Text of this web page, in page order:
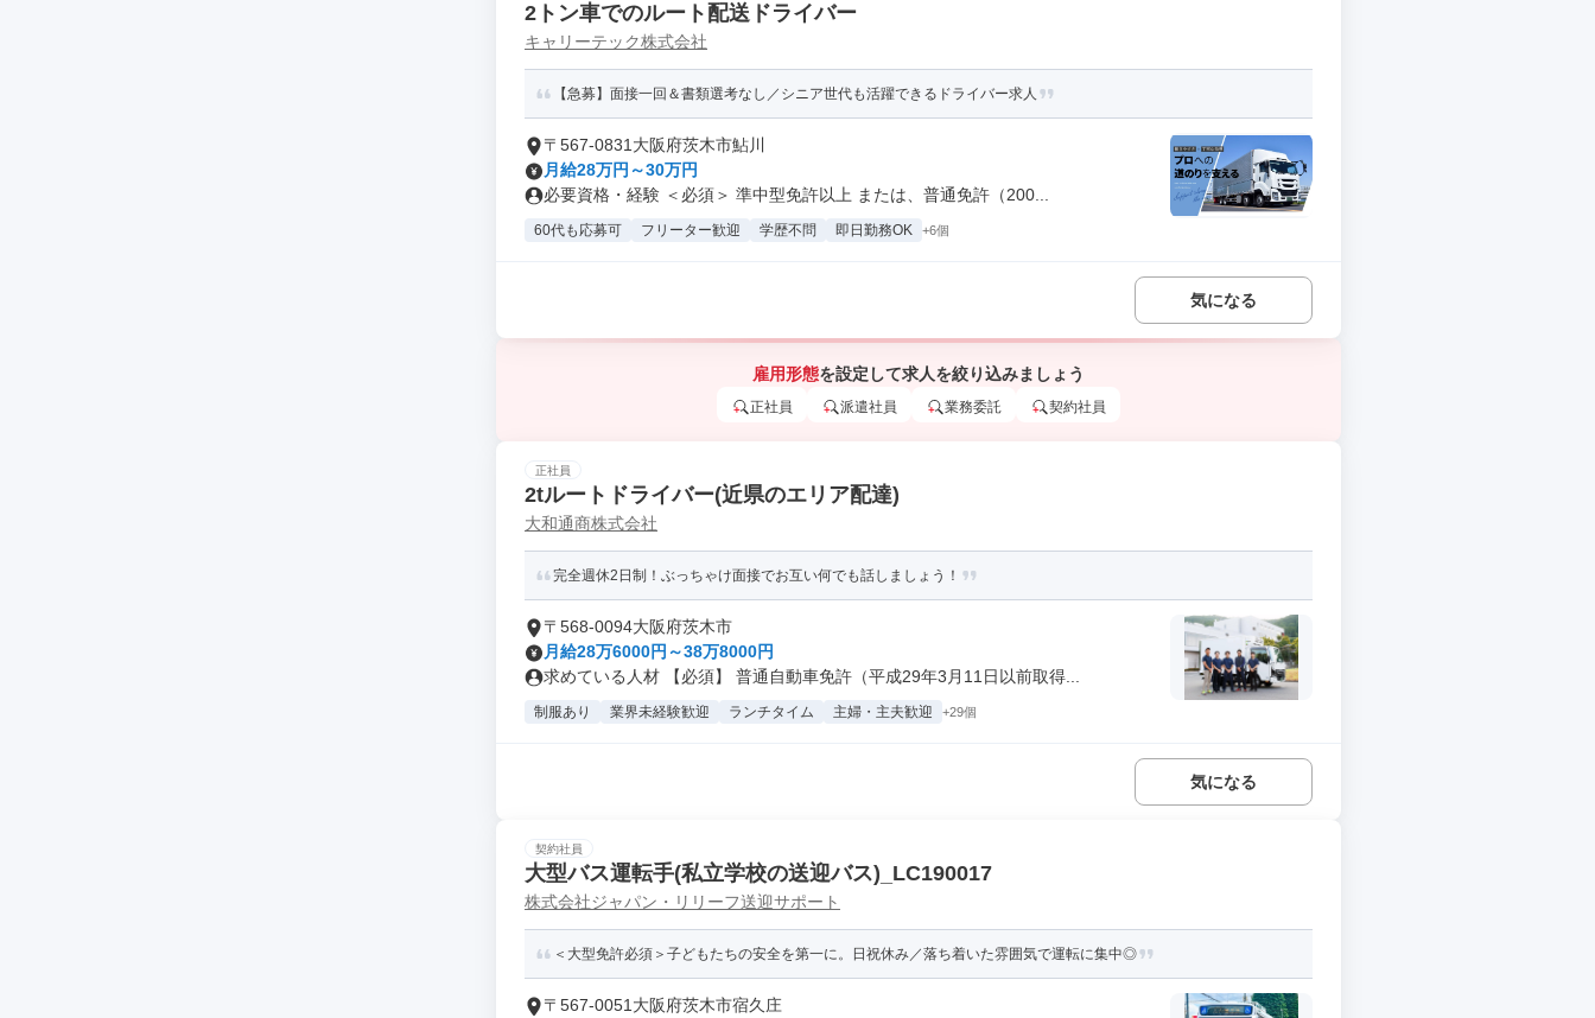
2トン車でのルート配送ドライバー
キャリーテック株式会社
【急募】面接一回＆書類選考なし／シニア世代も活躍できるドライバー求人
〒567-0831大阪府茨木市鮎川
月給28万円～30万円
必要資格・経験 ＜必須＞ 準中型免許以上 または、普通免許（200...
60代も応募可 フリーター歓迎 学歴不問 即日勤務OK +6個
気になる
雇用形態を設定して求人を絞り込みましょう
正社員 派遣社員 業務委託 契約社員
正社員
2tルートドライバー(近県のエリア配達)
大和通商株式会社
完全週休2日制！ぶっちゃけ面接でお互い何でも話しましょう！
〒568-0094大阪府茨木市
月給28万6000円～38万8000円
求めている人材 【必須】 普通自動車免許（平成29年3月11日以前取得...
制服あり 業界未経験歓迎 ランチタイム 主婦・主夫歓迎 +29個
気になる
契約社員
大型バス運転手(私立学校の送迎バス)_LC190017
株式会社ジャパン・リリーフ送迎サポート
＜大型免許必須＞子どもたちの安全を第一に。日祝休み／落ち着いた雰囲気で運転に集中◎
〒567-0051大阪府茨木市宿久庄